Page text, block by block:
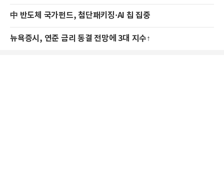
中 반도체 국가펀드, 첨단패키징·AI 칩 집중
뉴욕증시, 연준 금리 동결 전망에 3대 지수↑